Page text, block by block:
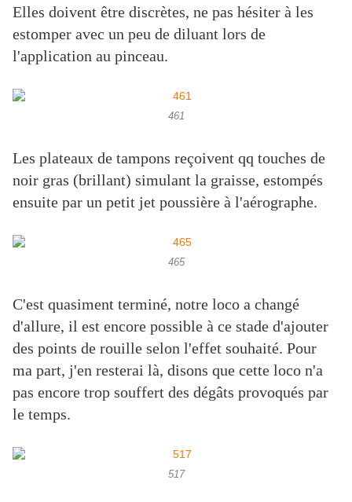
Elles doivent être discrètes, ne pas hésiter à les
estomper avec un peu de diluant lors de
l'application au pinceau.
461
Les plateaux de tampons reçoivent qq touches de
noir gras (brillant) simulant la graisse, estompés
ensuite par un petit jet poussière à l'aérographe.
465
C'est quasiment terminé, notre loco a changé
d'allure, il est encore possible à ce stade d'ajouter
des points de rouille selon l'effet souhaité. Pour
ma part, j'en resterai là, disons que cette loco n'a
pas encore trop souffert des dégâts provoqués par
le temps.
517